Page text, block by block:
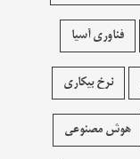
فناوری آسیا
نرخ بیکاری
هوش مصنوعی